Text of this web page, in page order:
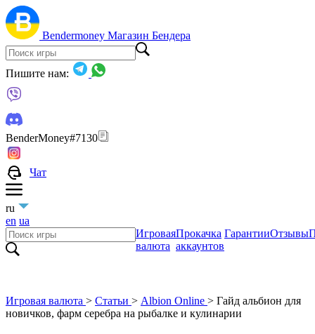
Bendermoney Магазин Бендера
Пишите нам:
BenderMoney#7130
Чат
ru
en ua
Игровая
валюта
Прокачка
аккаунтов
ГарантииОтзывы
Игровая валюта > Статьи > Albion Online > Гайд альбион для
новичков, фарм серебра на рыбалке и кулинарии